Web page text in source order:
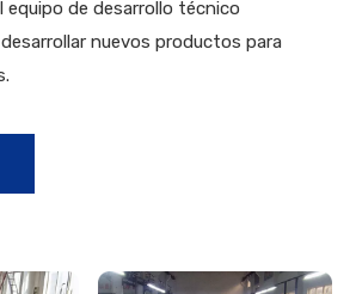
equipo de desarrollo técnico
nuevos productos para